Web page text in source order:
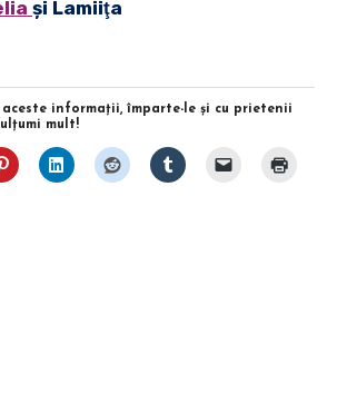
şi Lamiiţa
informaţii, împarte-le şi cu prietenii
mult!